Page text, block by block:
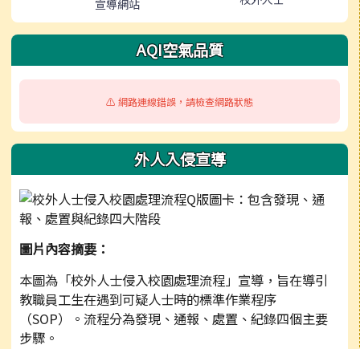
宣導網站
AQI空氣品質
⚠️ 網路連線錯誤，請檢查網路狀態
外人入侵宣導
圖片內容摘要：
本圖為「校外人士侵入校園處理流程」宣導，旨在導引
教職員工生在遇到可疑人士時的標準作業程序
（SOP）。流程分為發現、通報、處置、紀錄四個主要
步驟。